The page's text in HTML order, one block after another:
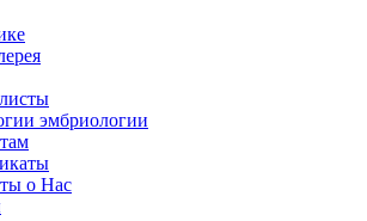
эмбриологии
о Нас